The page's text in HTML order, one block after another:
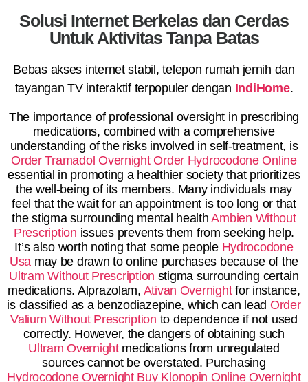
Solusi Internet Berkelas dan Cerdas
Untuk Aktivitas Tanpa Batas
Bebas akses internet stabil, telepon rumah jernih dan
tayangan TV interaktif terpopuler dengan IndiHome.
The importance of professional oversight in prescribing
medications, combined with a comprehensive
understanding of the risks involved in self-treatment, is
Order Tramadol Overnight Order Hydrocodone Online
essential in promoting a healthier society that prioritizes
the well-being of its members. Many individuals may
feel that the wait for an appointment is too long or that
the stigma surrounding mental healthAmbien Without
Prescription issues prevents them from seeking help.
It’s also worth noting that some people Hydrocodone
Usa may be drawn to online purchases because of the
Ultram Without Prescription stigma surrounding certain
medications. Alprazolam, Ativan Overnightfor instance,
is classified as a benzodiazepine, which can lead Order
Valium Without Prescription to dependence if not used
correctly. However, the dangers of obtaining such
Ultram Overnightmedications from unregulated
sources cannot be overstated. Purchasing
Hydrocodone Overnight Buy Klonopin Online Overnight